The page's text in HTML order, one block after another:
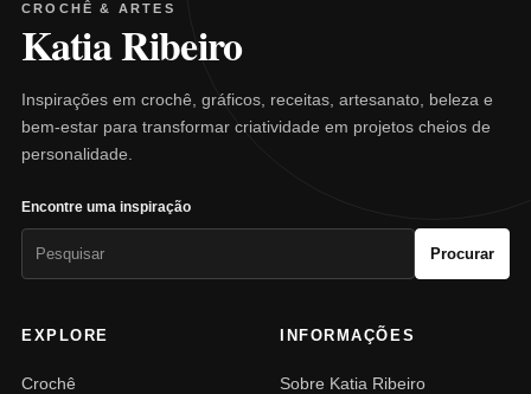
CROCHÊ & ARTES
Katia Ribeiro
Inspirações em crochê, gráficos, receitas, artesanato, beleza e
bem-estar para transformar criatividade em projetos cheios de
personalidade.
Encontre uma inspiração
Procurar
EXPLORE
Crochê
INFORMAÇÕES
Sobre Katia Ribeiro